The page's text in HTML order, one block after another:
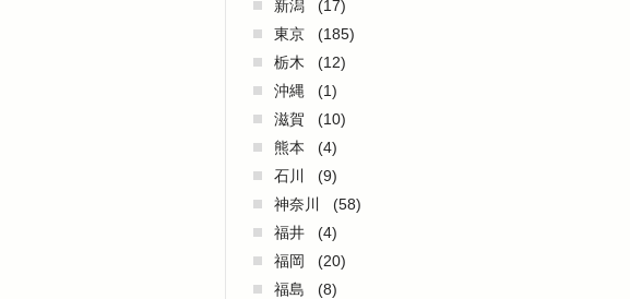
新潟
(17)
東京
(185)
栃木
(12)
沖縄
(1)
滋賀
(10)
熊本
(4)
石川
(9)
神奈川
(58)
福井
(4)
福岡
(20)
福島
(8)